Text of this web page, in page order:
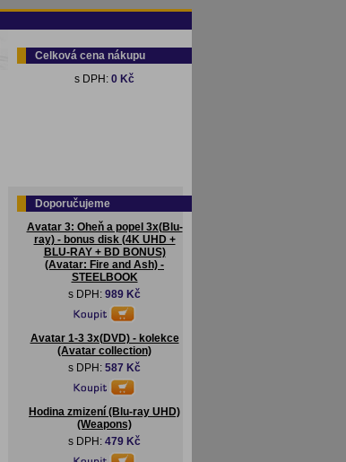
Celková cena nákupu
s DPH: 0 Kč
Doporučujeme
Avatar 3: Oheň a popel 3x(Blu-
ray) - bonus disk (4K UHD +
BLU-RAY + BD BONUS)
(Avatar: Fire and Ash) -
STEELBOOK
s DPH: 989 Kč
Avatar 1-3 3x(DVD) - kolekce
(Avatar collection)
s DPH: 587 Kč
Hodina zmizení (Blu-ray UHD)
(Weapons)
s DPH: 479 Kč